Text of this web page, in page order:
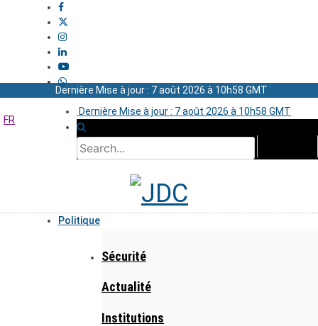
Dernière Mise à jour : 7 août 2026 à 10h58 GMT
Dernière Mise à jour : 7 août 2026 à 10h58 GMT
FR
Politique
Sécurité
Actualité
Institutions